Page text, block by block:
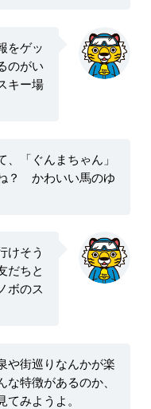
をゲッ
のがい
キー場
「ぐんまちゃん」
？ かわいい馬のゆ
けそう
だちと
ボのス
や街巡りなんかが楽
特徴があるのか、
みようよ。